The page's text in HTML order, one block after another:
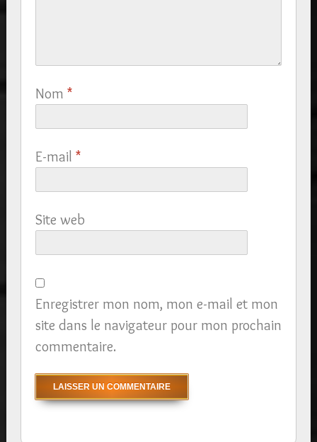
Nom *
E-mail *
Site web
Enregistrer mon nom, mon e-mail et mon
site dans le navigateur pour mon prochain
commentaire.